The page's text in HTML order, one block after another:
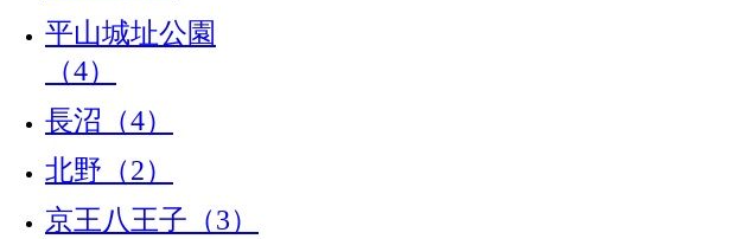
平山城址公園
（4）
長沼（4）
北野（2）
京王八王子（3）